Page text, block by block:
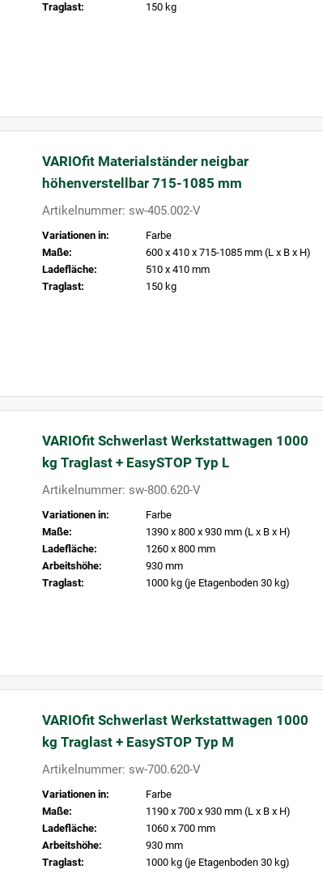
Traglast:
150 kg
VARIOfit Materialständer neigbar
höhenverstellbar 715-1085 mm
Artikelnummer: sw-405.002-V
Variationen in:
Farbe
Maße:
600 x 410 x 715-1085 mm (L x B x H)
Ladefläche:
510 x 410 mm
Traglast:
150 kg
VARIOfit Schwerlast Werkstattwagen 1000
kg Traglast + EasySTOP Typ L
Artikelnummer: sw-800.620-V
Variationen in:
Farbe
Maße:
1390 x 800 x 930 mm (L x B x H)
Ladefläche:
1260 x 800 mm
Arbeitshöhe:
930 mm
Traglast:
1000 kg (je Etagenboden 30 kg)
VARIOfit Schwerlast Werkstattwagen 1000
kg Traglast + EasySTOP Typ M
Artikelnummer: sw-700.620-V
Variationen in:
Farbe
Maße:
1190 x 700 x 930 mm (L x B x H)
Ladefläche:
1060 x 700 mm
Arbeitshöhe:
930 mm
Traglast:
1000 kg (je Etagenboden 30 kg)